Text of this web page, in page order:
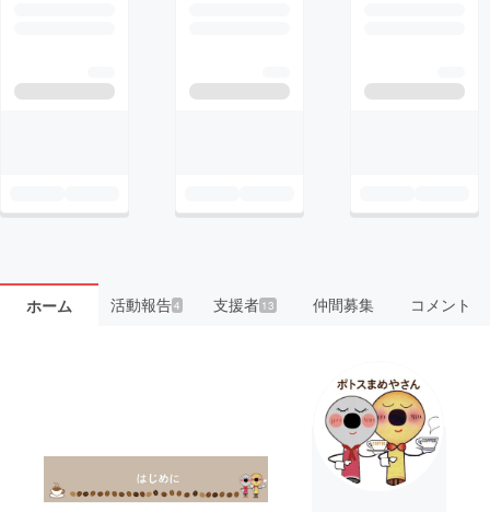
ホーム 活動報告4 支援者 13 仲間募集 コメント